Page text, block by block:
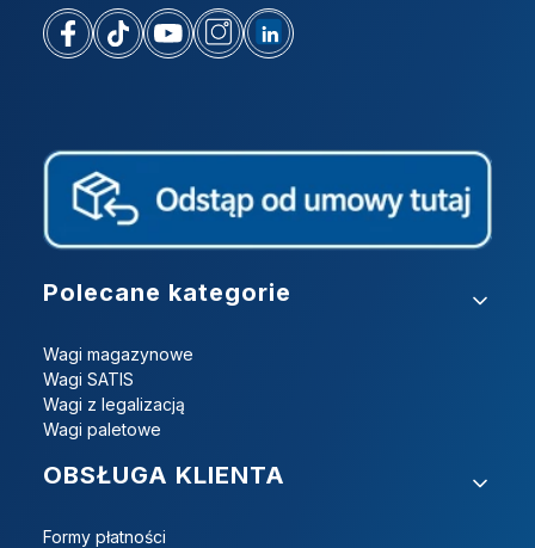
Linki w stopce
Polecane kategorie
Wagi magazynowe
Wagi SATIS
Wagi z legalizacją
Wagi paletowe
OBSŁUGA KLIENTA
Formy płatności